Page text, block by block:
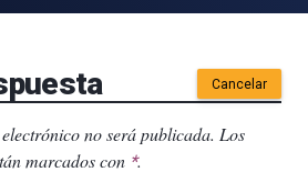
Cancelar
no será publicada. Los
marcados con *.